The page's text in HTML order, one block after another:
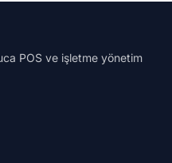
POS ve işletme yönetim